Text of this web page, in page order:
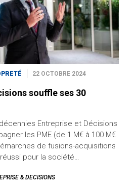
22 OCTOBRE 2024
souffle ses 30
Entreprise et Décisions
les PME (de 1 M€ à 100 M€
de fusions-acquisitions
pour la société…
& DECISIONS